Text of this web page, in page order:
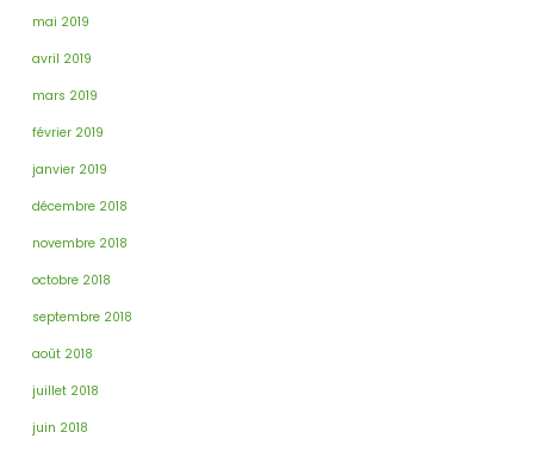
mai 2019
avril 2019
mars 2019
février 2019
janvier 2019
décembre 2018
novembre 2018
octobre 2018
septembre 2018
août 2018
juillet 2018
juin 2018